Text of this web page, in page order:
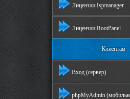
Лицензии Ispmanager
Лицензии RootPanel
Клиентам
Вход (сервер)
phpMyAdmin